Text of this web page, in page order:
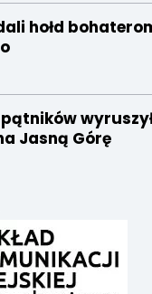
hołd
Jasną Górę